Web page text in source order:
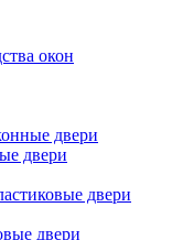
окон
двери
двери
двери
двери